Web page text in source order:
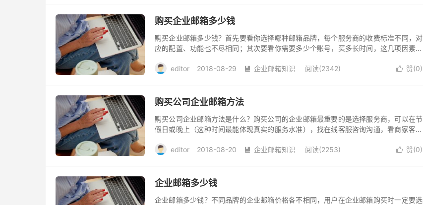
购买企业邮箱多少钱
购买企业邮箱多少钱？首先要看你选择哪种邮箱品牌，每个服务商的收费标准不同，对
应的配置、功能也不尽相同；其次要看你需要多少个账号，买多长时间，这几项因素会
editor
2018-08-29  企业邮箱知识 阅读(2342)  赞(0)
购买公司企业邮箱方法
购买公司企业邮箱方法是什么？购买公司的企业邮箱最重要的是选择服务商，可以在节
假日或晚上（这种时间最能体现真实的服务水准），找在线客服咨询沟通，看商家客服
editor
2018-08-20  企业邮箱知识 阅读(2253)  赞(0)
企业邮箱多少钱
企业邮箱多少钱？不同品牌的企业邮箱价格各不相同，用户在企业邮箱购买时一定要选